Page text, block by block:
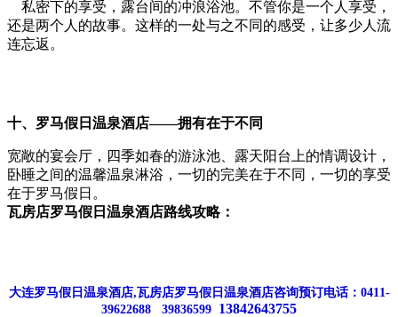
私密下的享受，露台间的冲浪浴池。不管你是一个人享受，
还是两个人的故事。这样的一处与之不同的感受，让多少人流
连忘返。
十、 罗马假日温泉酒店——拥有在于不同
宽敞的宴会厅，四季如春的游泳池、露天阳台上的情调设计，
卧睡之间的温馨温泉淋浴，一切的完美在于不同，一切的享受
在于罗马假日。
瓦房店罗马假日温泉酒店路线攻略：
大连罗马假日温泉酒店,瓦房店罗马假日温泉酒店咨询预订电话：0411-
39622688 39836599 13842643755